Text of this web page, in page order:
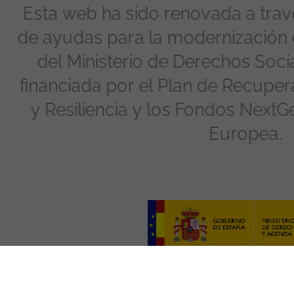
Esta web ha sido renovada a
de ayudas para la modernización
del Ministerio de Derechos
financiada por el Plan de
y Resiliencia y los Fondos
Europea.